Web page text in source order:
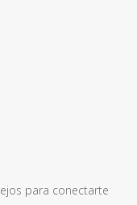
para conectarte